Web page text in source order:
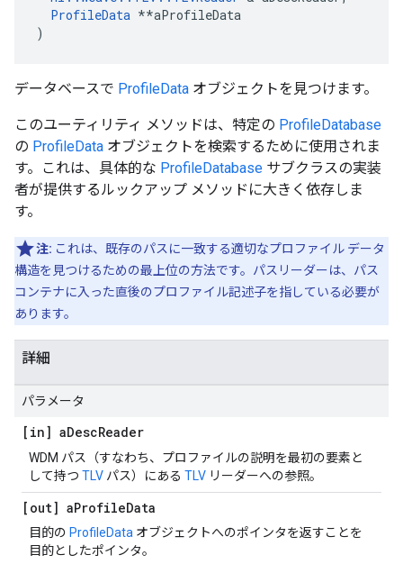
ProfileData **aProfileData
)
データベースで ProfileData オブジェクトを見つけます。
このユーティリティ メソッドは、特定の ProfileDatabase
の ProfileData オブジェクトを検索するために使用されま
す。これは、具体的な ProfileDatabase サブクラスの実装
者が提供するルックアップ メソッドに大きく依存しま
す。
注: これは、既存のパスに一致する適切なプロファイル データ
構造を見つけるための最上位の方法です。パスリーダーは、パス
コンテナに入った直後のプロファイル記述子を指している必要が
あります。
詳細
パラメータ
[in] aDescReader
WDM パス（すなわち、プロファイルの説明を最初の要素と
して持つ TLV パス）にある TLV リーダーへの参照。
[out] aProfileData
目的の ProfileData オブジェクトへのポインタを返すことを
目的としたポインタ。